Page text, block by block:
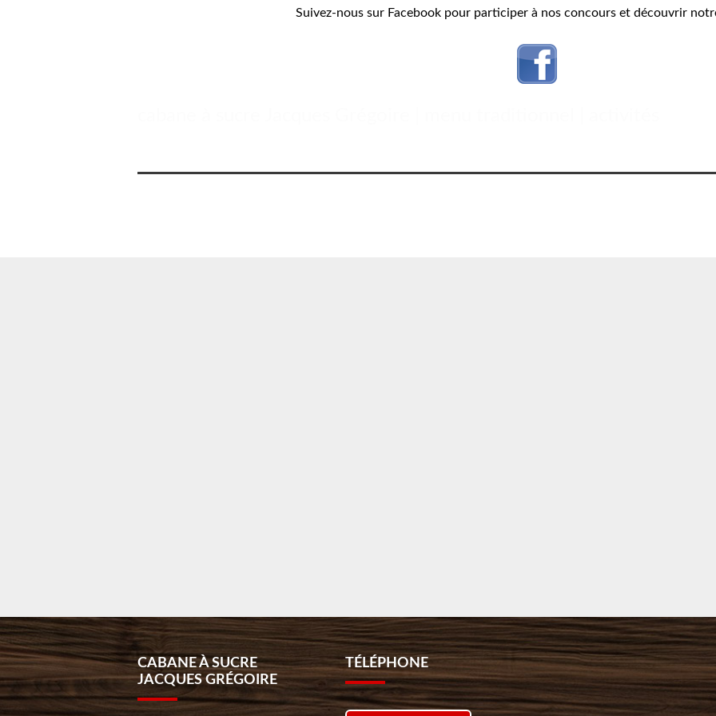
Suivez-nous sur Facebook pour participer à nos concours et découvrir
CABANE À SUCRE
JACQUES GRÉGOIRE
TÉLÉPHONE